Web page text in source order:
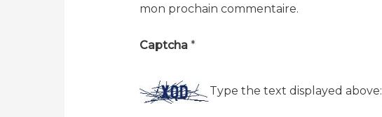
mon prochain commentaire.
Captcha *
Type the text displayed above: